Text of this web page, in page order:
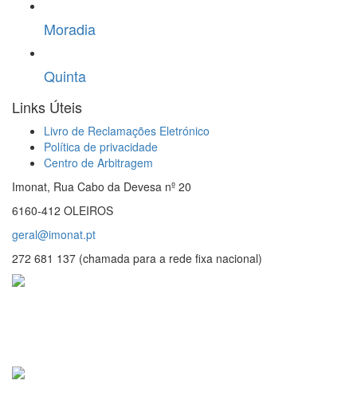
Moradia
Quinta
Links Úteis
Livro de Reclamações Eletrónico
Política de privacidade
Centro de Arbitragem
Imonat, Rua Cabo da Devesa nº 20
6160-412 OLEIROS
geral@imonat.pt
272 681 137 (chamada para a rede fixa nacional)